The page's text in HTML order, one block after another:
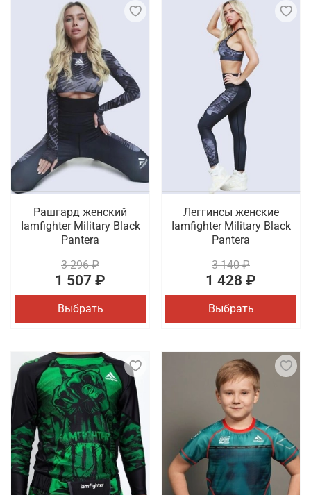
Рашгард женский
Iamfighter Military Black
Pantera
3 296 ₽
1 507 ₽
Выбрать
Леггинсы женские
Iamfighter Military Black
Pantera
3 140 ₽
1 428 ₽
Выбрать